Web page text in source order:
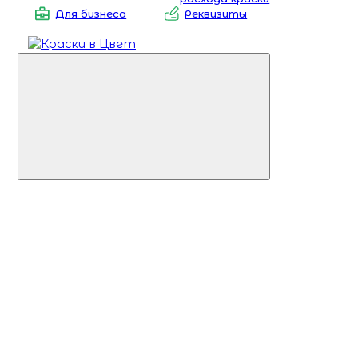
Для бизнеса
Реквизиты